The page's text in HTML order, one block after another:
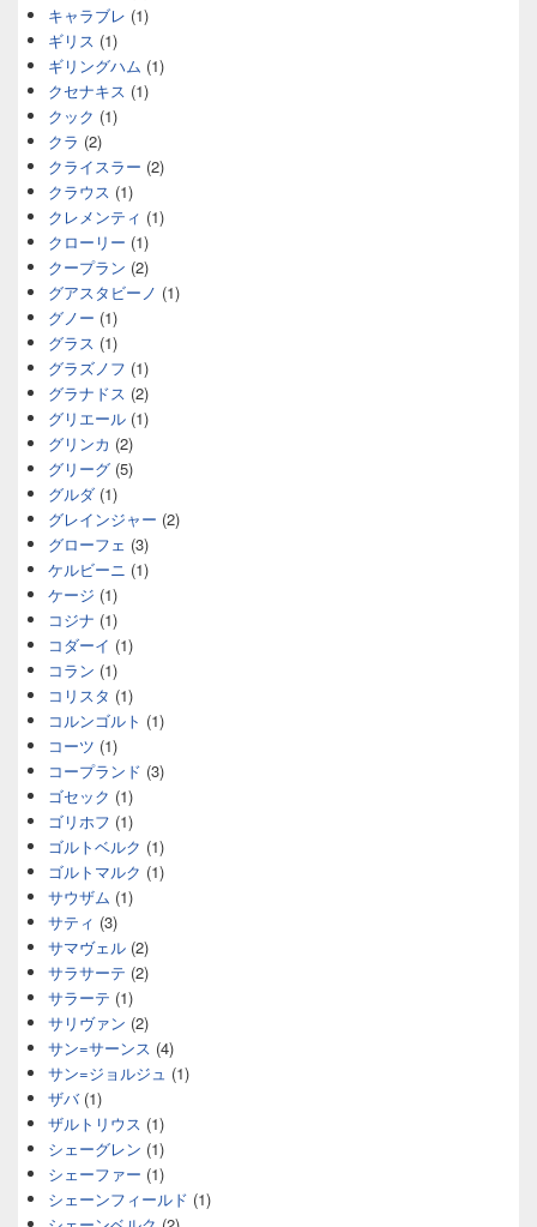
キャラブレ (1)
ギリス (1)
ギリングハム (1)
クセナキス (1)
クック (1)
クラ (2)
クライスラー (2)
クラウス (1)
クレメンティ (1)
クローリー (1)
クープラン (2)
グアスタビーノ (1)
グノー (1)
グラス (1)
グラズノフ (1)
グラナドス (2)
グリエール (1)
グリンカ (2)
グリーグ (5)
グルダ (1)
グレインジャー (2)
グローフェ (3)
ケルビーニ (1)
ケージ (1)
コジナ (1)
コダーイ (1)
コラン (1)
コリスタ (1)
コルンゴルト (1)
コーツ (1)
コープランド (3)
ゴセック (1)
ゴリホフ (1)
ゴルトベルク (1)
ゴルトマルク (1)
サウザム (1)
サティ (3)
サマヴェル (2)
サラサーテ (2)
サラーテ (1)
サリヴァン (2)
サン=サーンス (4)
サン=ジョルジュ (1)
ザバ(1)
ザルトリウス (1)
シェーグレン (1)
シェーファー (1)
シェーンフィールド (1)